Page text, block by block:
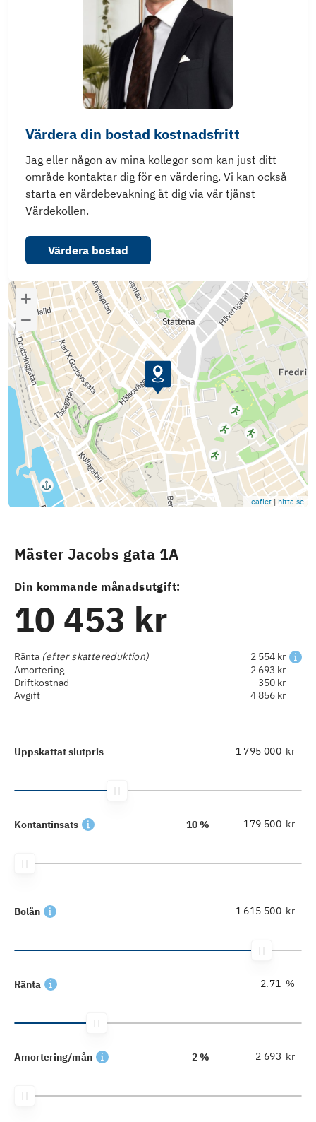
Värdera din bostad kostnadsfritt
Jag eller någon av mina kollegor som kan just ditt
område kontaktar dig för en värdering. Vi kan också
starta en värdebevakning åt dig via vår tjänst
Värdekollen.
Värdera bostad
Leaflet | hitta.se
Mäster Jacobs gata 1A
Din kommande månadsutgift:
10 453 kr
Ränta (efter skattereduktion)
2 554 kr
Amortering
2 693 kr
Driftkostnad
350 kr
Avgift
4 856 kr
Uppskattat slutpris kr
Kontantinsats 10 % kr
Bolån kr
Ränta %
Amortering/mån 2 % kr